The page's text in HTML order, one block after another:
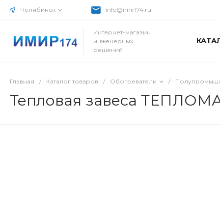
Челябинск info@imir174.ru
Интернет-магазин
инженерных
решений
Главная / Каталог товаров / Обогреватели /
Тепловая завеса